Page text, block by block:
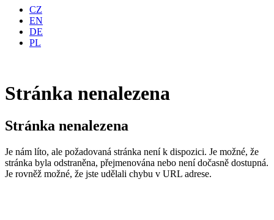
CZ
EN
DE
PL
Stránka nenalezena
Stránka nenalezena
Je nám líto, ale požadovaná stránka není k dispozici. Je možné, že
stránka byla odstraněna, přejmenována nebo není dočasně dostupná.
Je rovněž možné, že jste udělali chybu v URL adrese.